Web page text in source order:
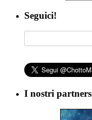
Seguici!
I nostri partners